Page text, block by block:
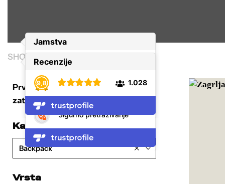
SHOP / BACKPACK / STRANICA 6
Prvo izaberi željenu kategoriju, a
zatim filtriraj i sortiraj proizvode.
Kategorija
×
Backpack
Vrsta